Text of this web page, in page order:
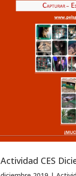
Actividad CES